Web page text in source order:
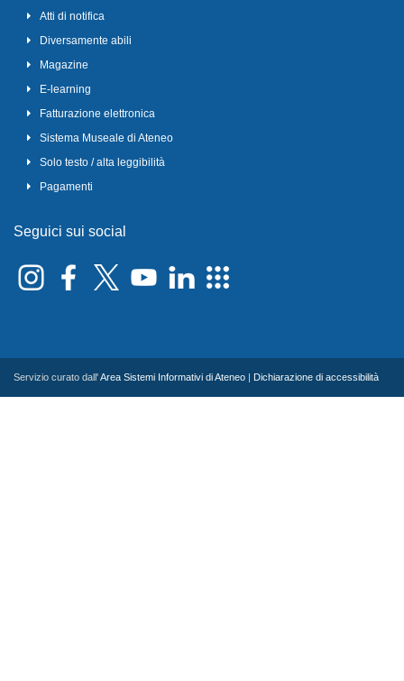
Atti di notifica
Diversamente abili
Magazine
E-learning
Fatturazione elettronica
Sistema Museale di Ateneo
Solo testo / alta leggibilità
Pagamenti
Seguici sui social
Servizio curato dall'Area Sistemi Informativi di Ateneo Dichiarazione di accessibilità